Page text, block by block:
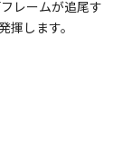
レームが追尾す
します。